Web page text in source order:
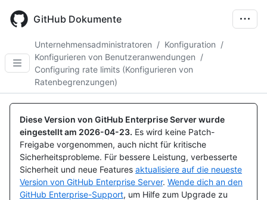
main
GitHub Dokumente
Unternehmensadministratoren / Konfiguration /
Konfigurieren von Benutzeranwendungen /
Configuring rate limits (Konfigurieren von
Ratenbegrenzungen)
Diese Version von GitHub Enterprise Server wurde
eingestellt am 2026-04-23. Es wird keine Patch-
Freigabe vorgenommen, auch nicht für kritische
Sicherheitsprobleme. Für bessere Leistung, verbesserte
Sicherheit und neue Features aktualisiere auf die neueste
Version von GitHub Enterprise Server. Wende dich an den
GitHub Enterprise-Support, um Hilfe zum Upgrade zu